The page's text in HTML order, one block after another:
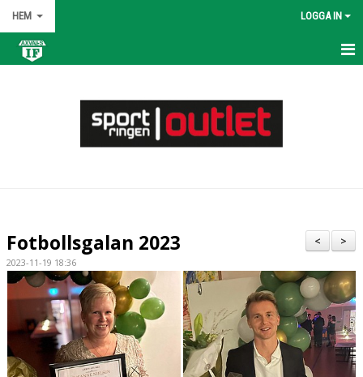
HEM LOGGA IN
BILDGALLERI
DOKUMENT
VÅRA LAG/TRÄNARE
MATCHER
>
<
Fotbollsgalan 2023
2023-11-19 18:36